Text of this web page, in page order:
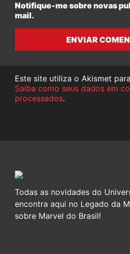
Notifique-me sobre novas
mail.
ENVIAR
Este site utiliza o Akismet
Saiba como seus dados em
processados.
Todas as novidades do
encontra aqui no Legado da
sobre Marvel do Brasil!